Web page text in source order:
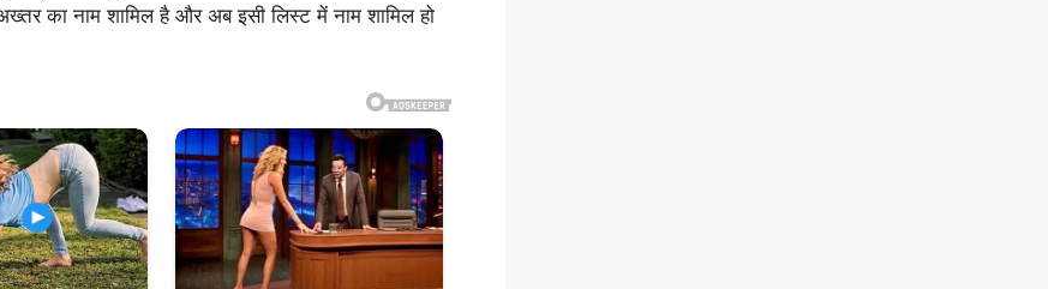
का नाम शामिल है और अब इसी लिस्ट में नाम शामिल हो